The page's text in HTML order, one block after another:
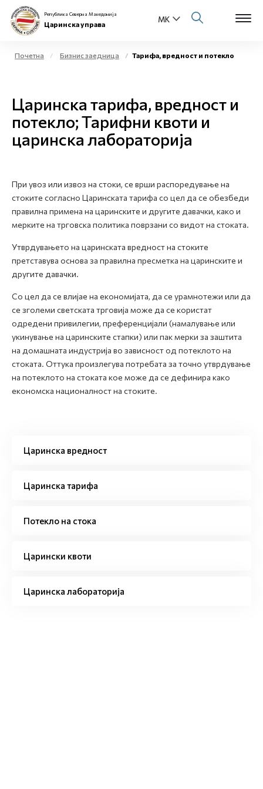
Open
Физички лица
Бизнис заедница
Медиа центар
Контакт
Е-Весник
Република Северна Македонија
Царинска управа
Почетна Бизнис заедница Тарифа, вредност и потекло
Царинска тарифа, вредност и
потекло; Тарифни квоти и
царинска лабораторија
При увоз или извоз на стоки, се врши распоредување на
стоките согласно Царинската тарифа со цел да се обезбеди
правилна примена на царинските и другите давачки, како и
мерките на трговска политика поврзани со видот на стоката.
Утврдувањето на царинската вредност на стоките
претставува основа за правилна пресметка на царинските и
другите давачки.
Со цел да се влијае на економијата, да се урамнотежи или да
се зголеми светската трговија може да се користат
одредени привилегии, преференцијали (намалување или
укинување на царинските стапки) или пак мерки за заштита
на домашната индустрија во зависност од потеклото на
стоката. Оттука произлегува потребата за точно утврдување
на потеклото на стоката кое може да се дефинира како
економска националност на стоките.
Царинска вредност
Царинска тарифа
Потекло на стока
Царински квоти
Царинска лабораторија